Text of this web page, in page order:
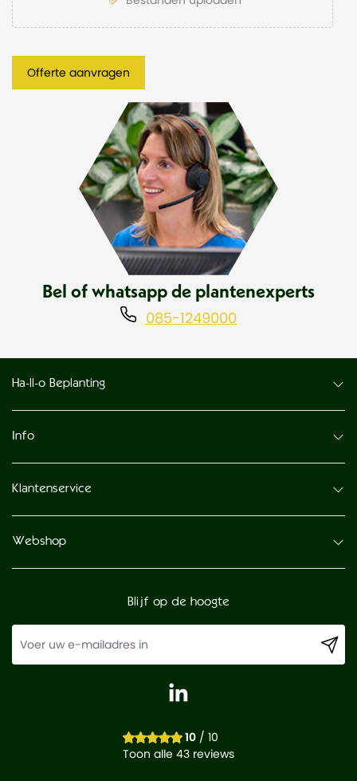
Offerte aanvragen
Bel of whatsapp de plantenexperts
085-1249000
Ha-ll-o Beplanting
Info
Klantenservice
Webshop
Blijf op de hoogte
10/ 10
Toon alle 43 reviews